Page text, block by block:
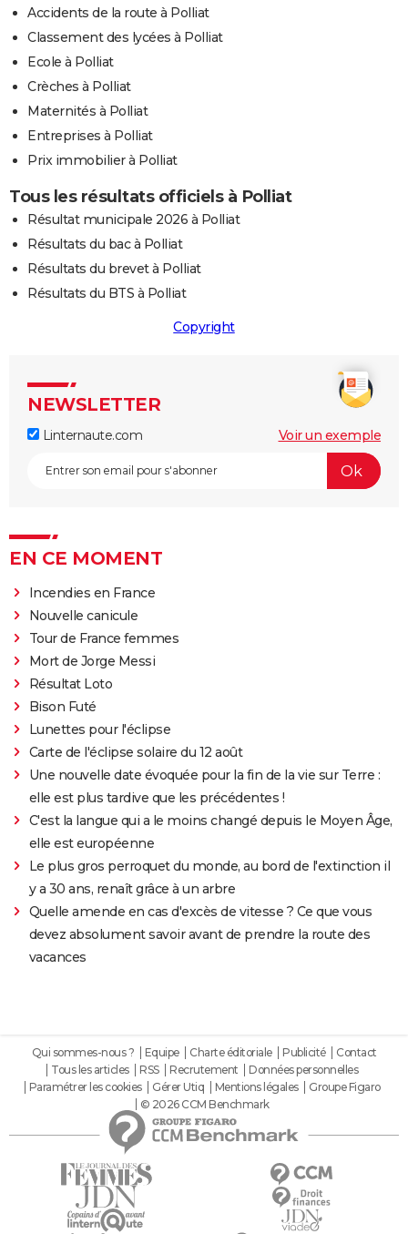
Accidents de la route à Polliat
Classement des lycées à Polliat
Ecole à Polliat
Crèches à Polliat
Maternités à Polliat
Entreprises à Polliat
Prix immobilier à Polliat
Tous les résultats officiels à Polliat
Résultat municipale 2026 à Polliat
Résultats du bac à Polliat
Résultats du brevet à Polliat
Résultats du BTS à Polliat
Copyright
NEWSLETTER
Linternaute.com Voir un exemple
EN CE MOMENT
Incendies en France
Nouvelle canicule
Tour de France femmes
Mort de Jorge Messi
Résultat Loto
Bison Futé
Lunettes pour l'éclipse
Carte de l'éclipse solaire du 12 août
Une nouvelle date évoquée pour la fin de la vie sur Terre :
elle est plus tardive que les précédentes !
C'est la langue qui a le moins changé depuis le Moyen Âge,
elle est européenne
Le plus gros perroquet du monde, au bord de l'extinction il
y a 30 ans, renaît grâce à un arbre
Quelle amende en cas d'excès de vitesse ? Ce que vous
devez absolument savoir avant de prendre la route des
vacances
Qui sommes-nous ? Equipe Charte éditoriale Publicité
Contact
Tous les articles
RSS Recrutement
Données personnelles
Paramétrer les cookies
Gérer Utiq Mentions légales
Groupe Figaro
© 2026 CCM Benchmark